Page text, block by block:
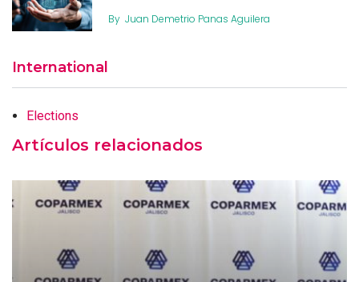
By Juan Demetrio Panas Aguilera
International
Elections
Artículos relacionados